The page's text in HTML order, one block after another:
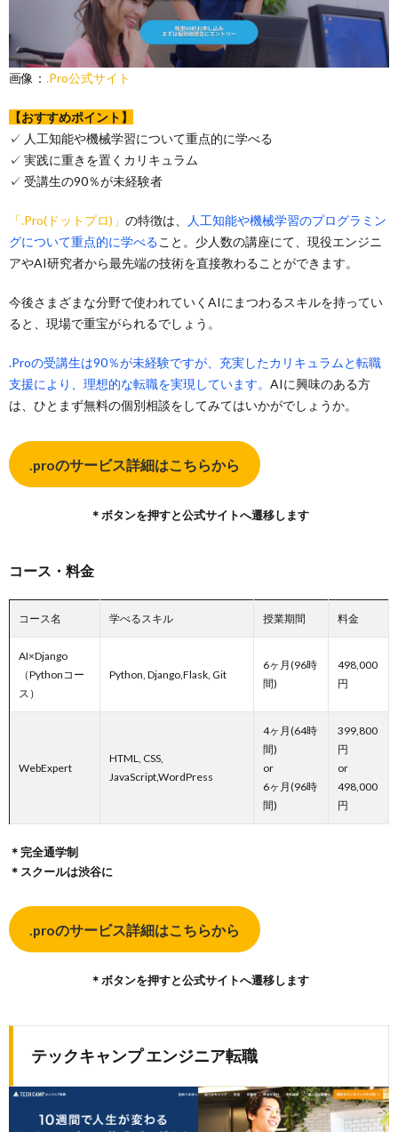
画像： .Pro公式サイト
【おすすめポイント】
✓ 人工知能や機械学習について重点的に学べる
✓ 実践に重きを置くカリキュラム
✓ 受講生の90％が未経験者
「.Pro(ドットプロ)」 の特徴は、
人工知能や機械学習のプログラミン
グについて重点的に学べること。少人数の講座にて、現役エンジニ
アやAI研究者から最先端の技術を直接教わることができます。
今後さまざまな分野で使われていくAIにまつわるスキルを持ってい
ると、現場で重宝がられるでしょう。
.Proの受講生は90％が未経験ですが、充実したカリキュラムと転職
支援により、理想的な転職を実現しています。 AIに興味のある方
は、ひとまず無料の個別相談をしてみてはいかがでしょうか。
.proのサービス詳細はこちらから
＊ボタンを押すと公式サイトへ遷移します
コース・料金
コース名 学べるスキル 授業期間 料金
AI×Django
（Pythonコー
ス）
Python, Django,Flask, Git
6ヶ月(96時
間)
498,000
円
WebExpert
HTML, CSS,
JavaScript,WordPress
4ヶ月(64時
間)
or
6ヶ月(96時
間)
399,800
円
or
498,000
円
＊完全通学制
＊スクールは渋谷に
.proのサービス詳細はこちらから
＊ボタンを押すと公式サイトへ遷移します
テックキャンプ エンジニア転職